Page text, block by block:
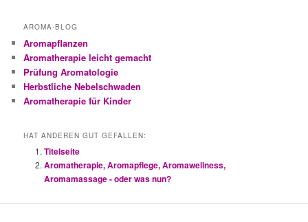
AROMA-BLOG
Aromapflanzen
Aromatherapie leicht gemacht
Prüfung Aromatologie
Herbstliche Nebelschwaden
Aromatherapie für Kinder
HAT ANDEREN GUT GEFALLEN:
Titelseite
Aromatherapie, Aromapflege, Aromawellness,
Aromamassage - oder was nun?